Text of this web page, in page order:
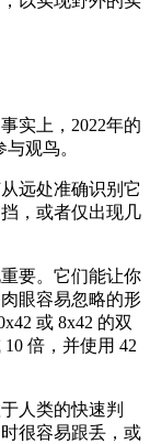
实上，2022年的
与观鸟。
远处准确识别它
，或者仅出现几
要。它们能让你
眼容易忽略的形
或 8x42 的双
倍，并使用 42
人类的快速判
很容易跟丢，或